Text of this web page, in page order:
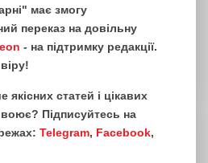
має змогу
переказ на довільну
- на підтримку редакції.
якісних статей і цікавих
Підписуйтесь на
Telegram, Facebook,